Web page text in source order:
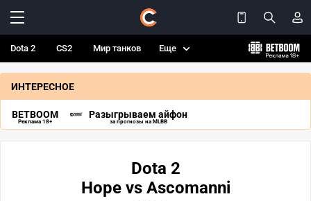
Dota 2 CS2 Мир танков Еще
ИНТЕРЕСНОЕ
BETBOOM
Реклама 18+
Разыгрываем айфон
за прогнозы на MLBB
Dota 2
Hope vs Ascomanni